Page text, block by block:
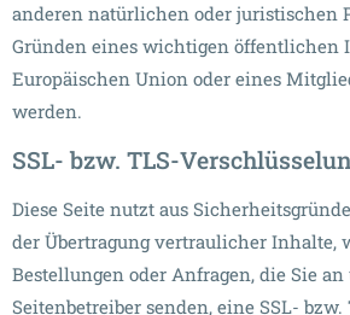
anderen natürlichen oder juristischen
Gründen eines wichtigen öffentlichen
Europäischen Union oder eines
werden.
SSL- bzw. TLS-
Diese Seite nutzt aus
der Übertragung vertraulicher Inhalte,
Bestellungen oder Anfragen, die Sie an
Seitenbetreiber senden, eine SSL- bzw.